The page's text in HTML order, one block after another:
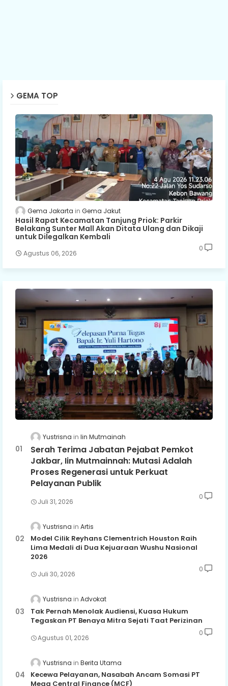
GEMA TOP
Gema Jakarta Gema Jakut
Hasil Rapat Kecamatan Tanjung Priok: Parkir
Belakang Sunter Mall Akan Ditata Ulang dan Dikaji
untuk Dilegalkan Kembali
Agustus 06, 2026
0
Yustrisna Iin Mutmainah
Serah Terima Jabatan Pejabat Pemkot
Jakbar, Iin Mutmainnah: Mutasi Adalah
Proses Regenerasi untuk Perkuat
Pelayanan Publik
Juli 31, 2026
0
Yustrisna Artis
Model Cilik Reyhans Clementrich Houston Raih
Lima Medali di Dua Kejuaraan Wushu Nasional
2026
Juli 30, 2026
0
Yustrisna Advokat
Tak Pernah Menolak Audiensi, Kuasa Hukum
Tegaskan PT Benaya Mitra Sejati Taat Perizinan
Agustus 01, 2026
0
Yustrisna Berita Utama
Kecewa Pelayanan, Nasabah Ancam Somasi PT
Mega Central Finance (MCF)